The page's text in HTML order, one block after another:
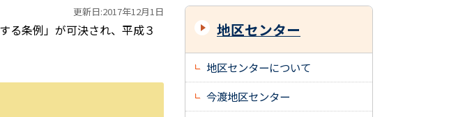
更新日:2017年12月1日
る条例」が可決され、平成３
地区センター
地区センターについて
今渡地区センター